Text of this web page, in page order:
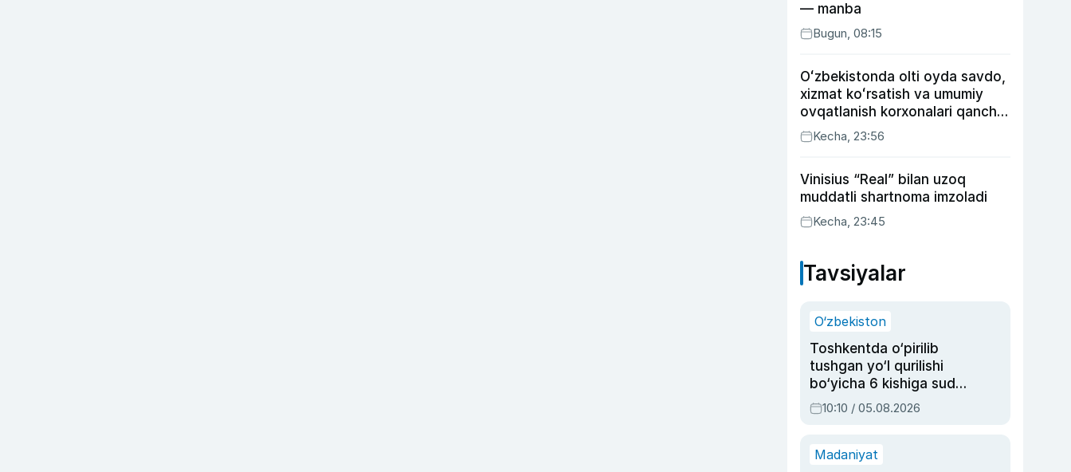
— manba
Bugun, 08:15
Oʻzbekistonda olti oyda savdo,
xizmat koʻrsatish va umumiy
ovqatlanish korxonalari qancha
soliq toʻlagani ochiqlandi
Kecha, 23:56
Vinisius “Real” bilan uzoq
muddatli shartnoma imzoladi
Kecha, 23:45
Tavsiyalar
O‘zbekiston
Toshkentda o‘pirilib
tushgan yo‘l qurilishi
bo‘yicha 6 kishiga sud
hukmi o‘qildi
10:10 / 05.08.2026
Madaniyat